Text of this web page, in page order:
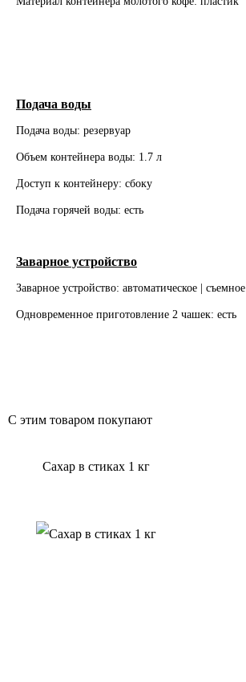
Подача воды
Подача воды: резервуар
Объем контейнера воды: 1.7 л
Доступ к контейнеру: сбоку
Подача горячей воды: есть
Заварное устройство
Заварное устройство: автоматическое | съемное
Одновременное приготовление 2 чашек: есть
С этим товаром покупают
Сахар в стиках 1 кг